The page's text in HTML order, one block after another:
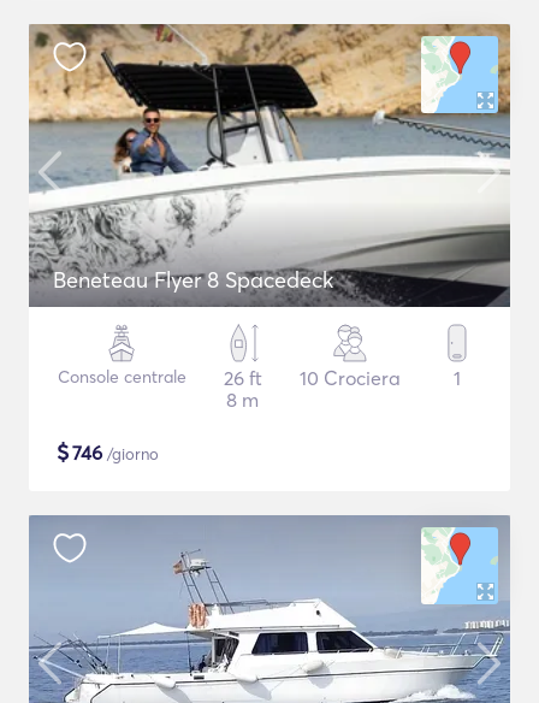
Beneteau Flyer 8 Spacedeck
Console centrale
26 ft
8 m
10 Crociera 1
$746 /giorno